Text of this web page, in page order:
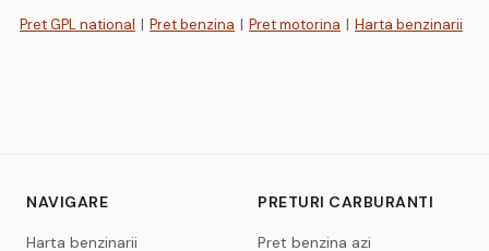
Pret GPL national | Pret benzina | Pret motorina | Harta benzinarii
NAVIGARE
Harta benzinarii
PRETURI CARBURANTI
Pret benzina azi